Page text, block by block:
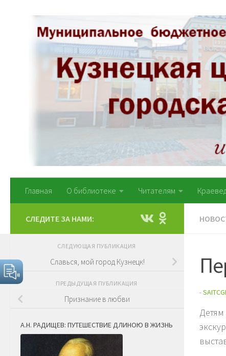
Перейти к содержимому
Главная О библиотеке Читателям
-
СЛЕДИТЕ ЗА НАМИ:
СЛЕДУЮЩАЯ ПУБЛИКАЦИЯ
Славься, мой город Кузнецк!
ПРЕДЫДУЩАЯ ПУБЛИКАЦИЯ
Признание в любви
А.Н. РАДИЩЕВ: ПУТЕШЕСТВИЕ ДЛИНОЮ В ЖИЗНЬ